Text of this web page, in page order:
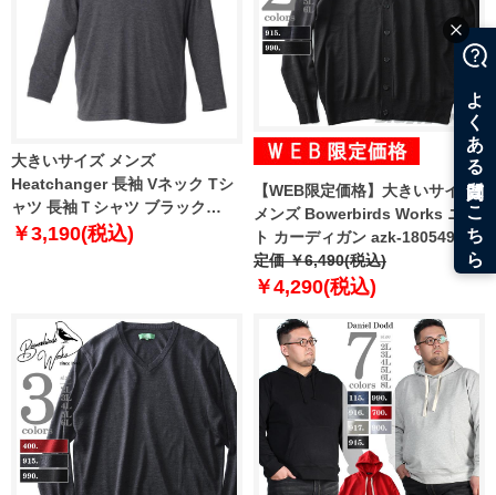
大きいサイズ メンズ
Heatchanger 長袖 Vネック Tシ
ャツ 長袖Ｔシャツ ブラック
1149-8320-2 3L 4L 5L 6L 8L
￥3,190(税込)
【WEB限定価格】大きいサイズ
メンズ Bowerbirds Works ニッ
ト カーディガン azk-180549
定価 ￥6,490(税込)
￥4,290(税込)